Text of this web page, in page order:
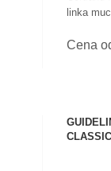
linka
Cena